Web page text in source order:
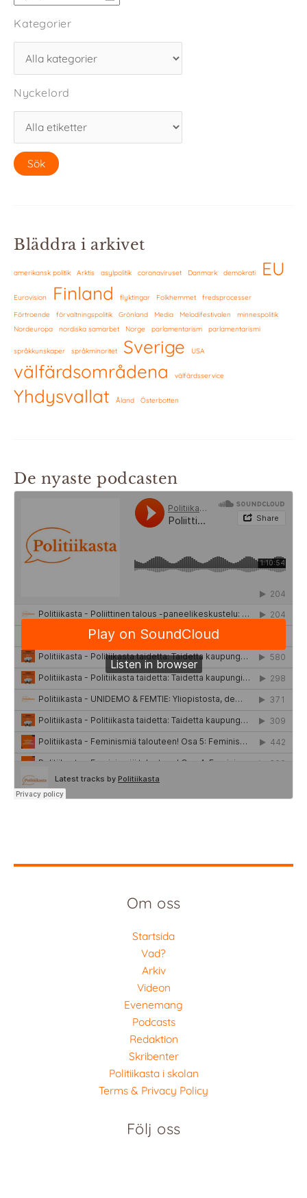
Kategorier
Nyckelord
Bläddra i arkivet
amerikansk politik Arktis asylpolitik coronaviruset Danmark demokrati EU
Eurovision Finland flyktingar Folkhemmet
fredsprocesser
Förtroende
förvaltningspolitik Grönland Media Melodifestivalen
minnespolitik
Nordeuropa
nordiska samarbet Norge parlamentarism parlamentarismi
språkkunskaper språkminoritet Sverige USA
välfärdsområdena välfärdsservice
Yhdysvallat Åland Österbotten
De nyaste podcasten
Om oss
Startsida
Vad?
Arkiv
Videon
Evenemang
Podcasts
Redaktion
Skribenter
Politiikasta i skolan
Terms & Privacy Policy
Följ oss